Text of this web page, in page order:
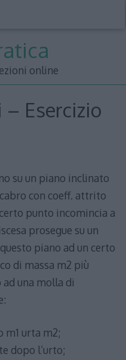
online
Esercizio
su un piano inclinato
con coeff. attrito
punto incomincia a
prosegue su un
piano ad un certo
di massa m2 più
ad una molla di
m1 urta m2;
dopo l’urto;